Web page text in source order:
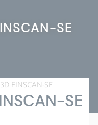
SE
EINSCAN-SE
SE